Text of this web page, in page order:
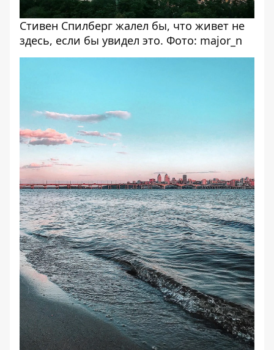
Стивен Спилберг жалел бы, что живет не
здесь, если бы увидел это. Фото: major_n